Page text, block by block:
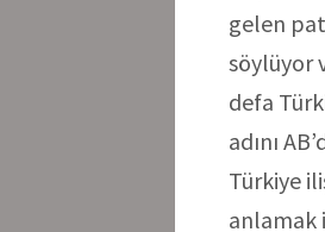
gelen
söylüyor
defa
adını
Türkiye